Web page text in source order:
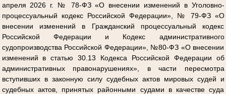
апреля 2026 г. № 78-ФЗ «О внесении изменений в Уголовно-
процессуальный кодекс Российской Федерации», № 79-ФЗ «О
внесении изменений в Гражданский процессуальный кодекс
Российской Федерации и Кодекс административного
судопроизводства Российской Федерации», №80-ФЗ «О внесении
изменений в статью 30.13 Кодекса Российской Федерации об
административных правонарушениях», в части пересмотра
вступивших в законную силу судебных актов мировых судей и
судебных актов, принятых районными судами в качестве суда